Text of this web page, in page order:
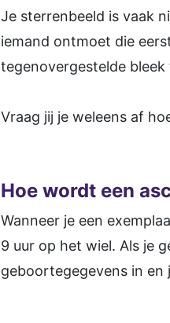
Je sterrenbeeld is vaak
iemand ontmoet die
tegenovergestelde bleek
Vraag jij je weleens af
Hoe wordt een
Wanneer je een
9 uur op het wiel. Als je
geboortegegevens in en